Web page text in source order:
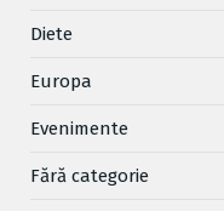
Diete
Europa
Evenimente
Fără categorie